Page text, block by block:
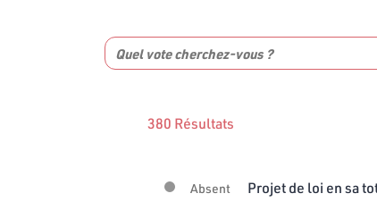
380 Résultats
Absent Projet de loi en sa